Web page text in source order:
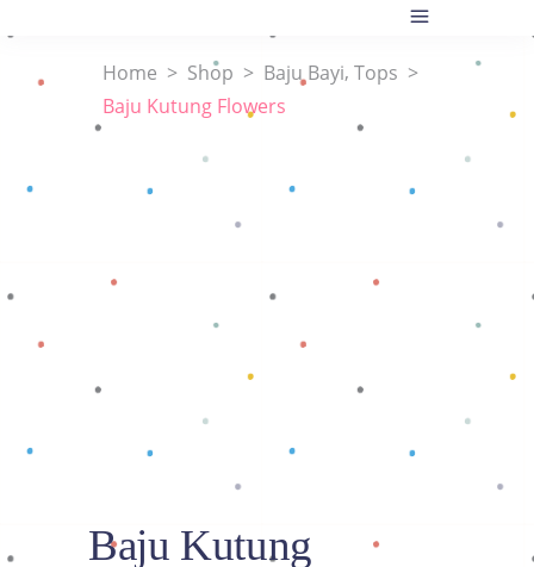
Home > Shop > Baju Bayi, Tops >
Baju Kutung Flowers
Baju Kutung